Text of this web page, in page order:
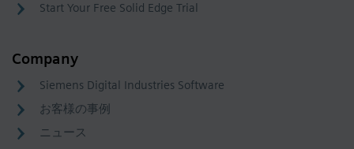
Start Your Free Solid Edge Trial
Company
Siemens Digital Industries Software
お客様の事例
ニュース